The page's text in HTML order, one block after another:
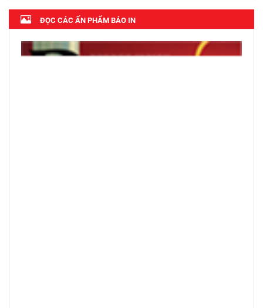
ĐỌC CÁC ẤN PHẨM BÁO IN